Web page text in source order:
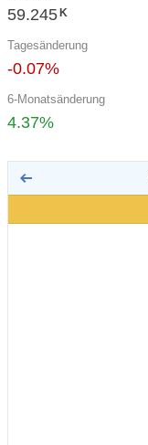
59.245 K
Tagesänderung
-0.07%
6-Monatsänderung
4.37%